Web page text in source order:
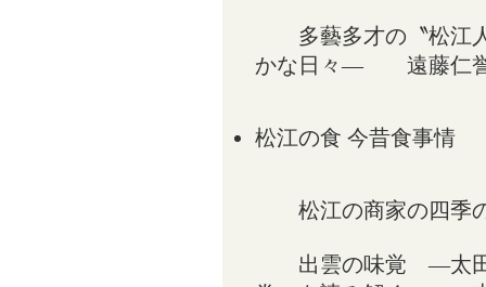
多藝多才の〝松江
かな日々― 遠藤仁
松江の食 今昔食事情
松江の商家の四
出雲の味覚 ―太田